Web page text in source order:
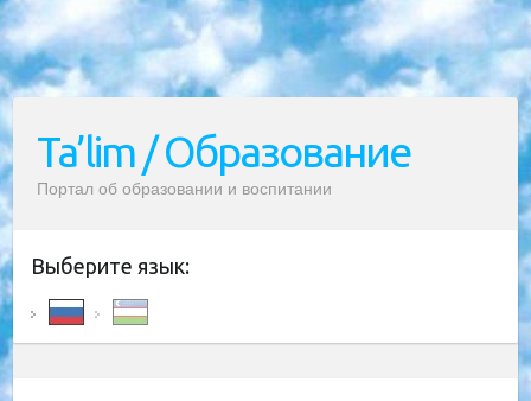
Ta’lim / Образование
Портал об образовании и воспитании
Выберите язык: